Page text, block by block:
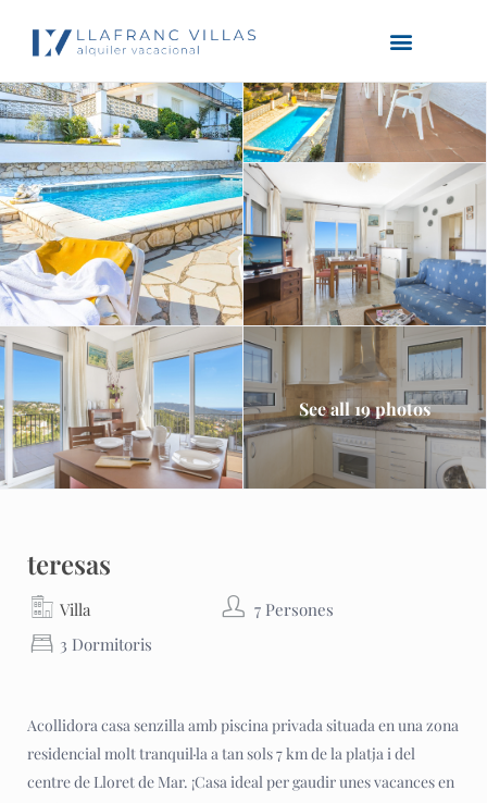
See all 19 photos
teresas
Villa
7 Persones
3 Dormitoris
Acollidora casa senzilla amb piscina privada situada en una zona
residencial molt tranquil·la a tan sols 7 km de la platja i del
centre de Lloret de Mar. ¡Casa ideal per gaudir unes vacances en